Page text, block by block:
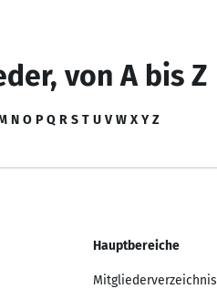
von A bis Z
N O P Q R S T U V W X Y Z
Hauptbereiche
Mitgliederverzeichnis